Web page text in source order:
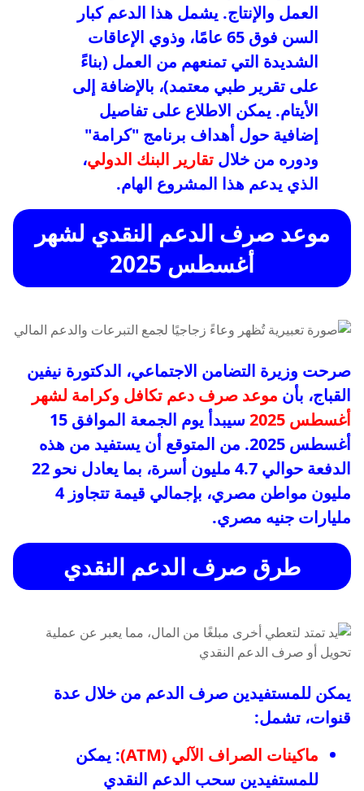
العمل والإنتاج. يشمل هذا الدعم كبار
السن فوق 65 عامًا، وذوي الإعاقات
الشديدة التي تمنعهم من العمل (بناءً
على تقرير طبي معتمد)، بالإضافة إلى
الأيتام. يمكن الاطلاع على تفاصيل
إضافية حول أهداف برنامج "كرامة"
ودوره من خلال تقارير البنك الدولي،
الذي يدعم هذا المشروع الهام.
موعد صرف الدعم النقدي لشهر
أغسطس 2025
صرحت وزيرة التضامن الاجتماعي، الدكتورة نيفين
القباج، بأن موعد صرف دعم تكافل وكرامة لشهر
أغسطس 2025
سيبدأ يوم الجمعة الموافق 15
أغسطس 2025. من المتوقع أن يستفيد من هذه
الدفعة حوالي 4.7 مليون أسرة، بما يعادل نحو 22
مليون مواطن مصري، بإجمالي قيمة تتجاوز 4
مليارات جنيه مصري.
طرق صرف الدعم النقدي
يمكن للمستفيدين صرف الدعم من خلال عدة
قنوات، تشمل:
ماكينات الصراف الآلي (ATM)
: يمكن
للمستفيدين سحب الدعم النقدي